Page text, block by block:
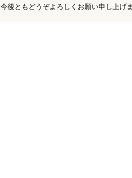
今後ともどうぞよろしくお願い申し上げ